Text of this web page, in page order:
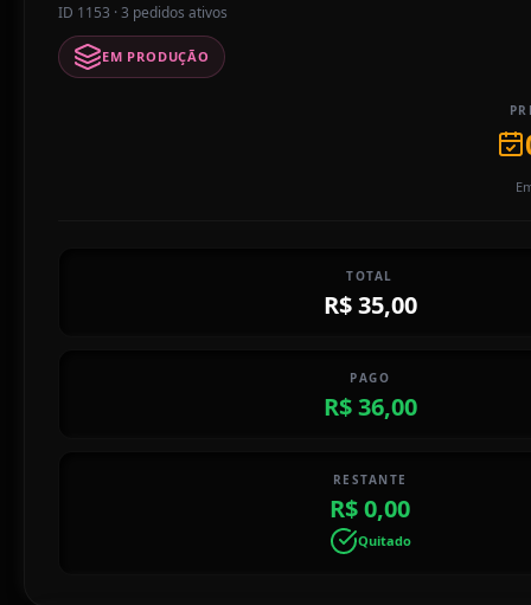
ID 1153 · 3 pedidos ativos
EM PRODUÇÃO
TOTAL
R$ 35,00
PAGO
R$ 36,00
RESTANTE
R$ 0,00
Quitado